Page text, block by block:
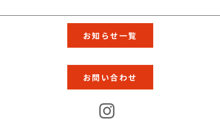
お知らせ一覧
お問い合わせ